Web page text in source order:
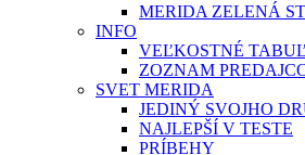
MERIDA ZELENÁ
INFO
VEĽKOSTNÉ
ZOZNAM
SVET MERIDA
JEDINÝ SVOJHO
NAJLEPŠÍ V TESTE
PRÍBEHY